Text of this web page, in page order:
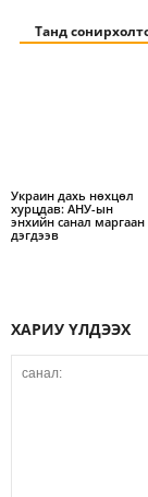
Танд
Украин дахь нөхцөл
хурцдав: АНУ-ын
энхийн санал маргаан
дэгдээв
ХАРИУ ҮЛДЭЭХ